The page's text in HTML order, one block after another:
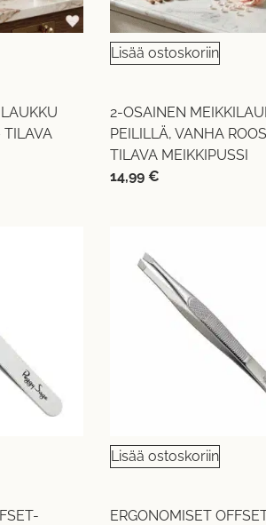
TILAVA
Lisää ostoskoriin
2-OSAINEN
PEILILLÄ, VANHA
TILAVA MEIKKIPUSSI
14,99€
Lisää ostoskoriin
ERGONOMISET